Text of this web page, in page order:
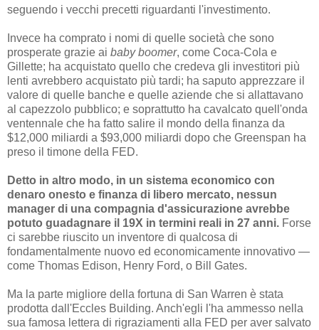
seguendo i vecchi precetti riguardanti l'investimento.
Invece ha comprato i nomi di quelle società che sono
prosperate grazie ai baby boomer, come Coca-Cola e
Gillette; ha acquistato quello che credeva gli investitori più
lenti avrebbero acquistato più tardi; ha saputo apprezzare il
valore di quelle banche e quelle aziende che si allattavano
al capezzolo pubblico; e soprattutto ha cavalcato quell'onda
ventennale che ha fatto salire il mondo della finanza da
$12,000 miliardi a $93,000 miliardi dopo che Greenspan ha
preso il timone della FED.
Detto in altro modo, in un sistema economico con
denaro onesto e finanza di libero mercato, nessun
manager di una compagnia d'assicurazione avrebbe
potuto guadagnare il 19X in termini reali in 27 anni. Forse
ci sarebbe riuscito un inventore di qualcosa di
fondamentalmente nuovo ed economicamente innovativo —
come Thomas Edison, Henry Ford, o Bill Gates.
Ma la parte migliore della fortuna di San Warren è stata
prodotta dall'Eccles Building. Anch'egli l'ha ammesso nella
sua famosa lettera di rigraziamenti alla FED per aver salvato